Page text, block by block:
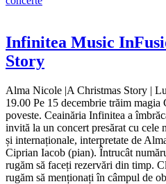
Infinitea Music
Story
Alma Nicole |A Christmas Story |
19.00 Pe 15 decembrie trăim
poveste. Ceainăria Infinitea a
invită la un concert presărat cu cele
și internaționale, interpretate de
Ciprian Iacob (pian). Întrucât
rugăm să faceți rezervări din timp.
rugăm să menționați în câmpul de